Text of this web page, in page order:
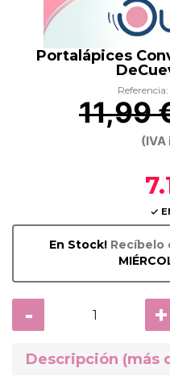
Portalápices
11,99
(IVA

En Stock! Recíbelo
- +
Descripción (más